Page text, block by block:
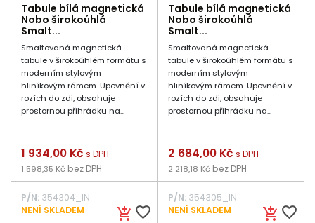
Tabule bílá magnetická
Nobo širokoúhlá
Smalt...
Smaltovaná magnetická
tabule v širokoúhlém formátu s
moderním stylovým
hliníkovým rámem. Upevnění v
rozích do zdi, obsahuje
prostornou přihrádku na...
add_shopping_cart favorite_border
Cena
1 934,00 Kč s DPH
1 598,35 Kč bez DPH
P/N: 354304_IN
NENÍ SKLADEM
Tabule bílá magnetická
Nobo širokoúhlá
Smalt...
Smaltovaná magnetická
tabule v širokoúhlém formátu s
moderním stylovým
hliníkovým rámem. Upevnění v
rozích do zdi, obsahuje
prostornou přihrádku na...
add_shopping_cart favorite_border
Cena
2 684,00 Kč s DPH
2 218,18 Kč bez DPH
P/N:354305_IN
NENÍ SKLADEM